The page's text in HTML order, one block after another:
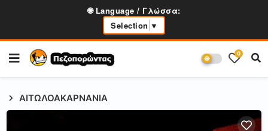
🌐 Language / Γλώσσα:
Selection ▼
0
ΑΙΤΩΛΟΑΚΑΡΝΑΝΙΑ